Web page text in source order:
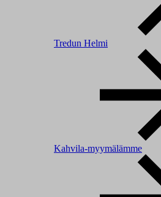
Tredun Helmi
Kahvila-myymälämme